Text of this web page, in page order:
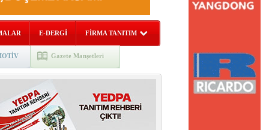
E-DERGİ FİRMA TANITIM
Gazete Manşetleri